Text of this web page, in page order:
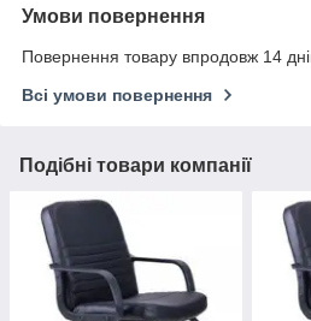
Умови повернення
Повернення товару впродовж 14
Всі умови повернення
Подібні товари компанії